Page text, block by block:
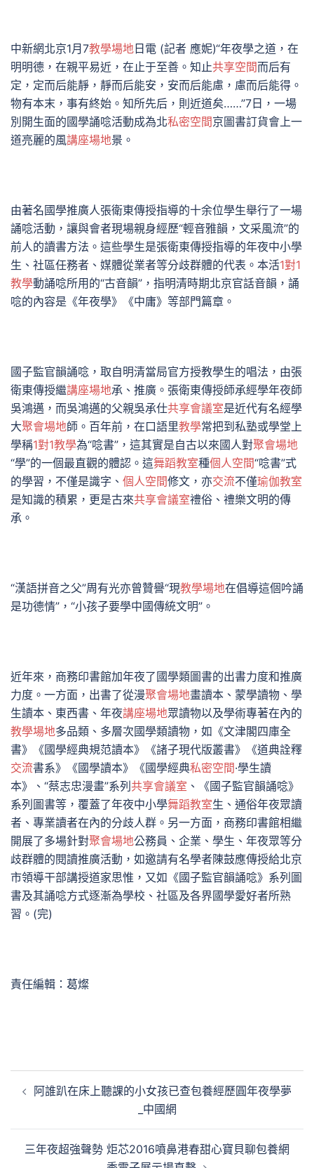
中新網北京1月7教學場地 日電 (記者 應妮)“年夜學之道，在
明明德，在親平易近，在止于至善。知止共享空間而后有
定，定而后能靜，靜而后能安，安而后能慮，慮而后能得。
物有本末，事有終始。知所先后，則近道矣……”7日，一場
別開生面的國學誦唸活動成為北私密空間京圖書訂貨會上一
道亮麗的風講座場地景。
由著名國學推廣人張衛東傳授指導的十余位學生舉行了一場
誦唸活動，讓與會者現場親身經歷“輕音雅韻，文采風流”的
前人的讀書方法。這些學生是張衛東傳授指導的年夜中小學
生、社區任務者、媒體從業者等分歧群體的代表。本活1對1
教學動誦唸所用的“古音韻”，指明清時期北京官話音韻，誦
唸的內容是《年夜學》《中庸》等部門篇章。
國子監官韻誦唸，取自明清當局官方授教學生的唱法，由張
衛東傳授繼講座場地承、推廣。張衛東傳授師承經學年夜師
吳鴻邁，而吳鴻邁的父親吳承仕共享會議室是近代有名經學
大聚會場地師。百年前，在口語里教學常把到私塾或學堂上
學稱1對1教學為“唸書”，這其實是自古以來國人對聚會場地
“學”的一個最直觀的體認。這舞蹈教室種個人空間“唸書”式
的學習，不僅是識字、 個人空間修文，亦交流不僅瑜伽教室
是知識的積累，更是古來共享會議室禮俗、禮樂文明的傳
承。
“漢語拼音之父”周有光亦曾贊譽“現教學場地在倡導這個吟誦
是功德情”，“小孩子要學中國傳統文明”。
近年來，商務印書館加年夜了國學類圖書的出書力度和推廣
力度。一方面，出書了從漫聚會場地畫讀本、蒙學讀物、學
生讀本、東西書、年夜講座場地眾讀物以及學術專著在內的
教學場地多品類、多層次國學類讀物，如《文津閣四庫全
書》《國學經典規范讀本》《諸子現代版叢書》《道典詮釋
交流書系》《國學讀本》《國學經典私密空間·學生讀
本》、“蔡志忠漫畫”系列 共享會議室 、《國子監官韻誦唸》
系列圖書等，覆蓋了年夜中小學舞蹈教室生、通俗年夜眾讀
者、專業讀者在內的分歧人群。另一方面，商務印書館相繼
開展了多場針對聚會場地公務員、企業、學生、年夜眾等分
歧群體的閱讀推廣活動，如邀請有名學者陳鼓應傳授給北京
市領導干部講授道家思惟，又如《國子監官韻誦唸》系列圖
書及其誦唸方式逐漸為學校、社區及各界國學愛好者所熟
習。(完)
責任編輯：葛燦
章
阿誰趴在床上聽課的小女孩已查包養經歷圓年夜學夢
_中國網
三年夜超強聲勢 炬芯2016噴鼻港春甜心寶貝聊包養網